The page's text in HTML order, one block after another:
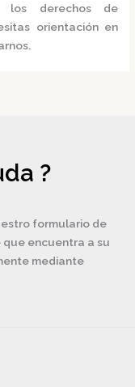
los derechos de
orientación en
?
formulario de
encuentra a su
mediante